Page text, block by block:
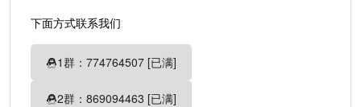
下面方式联系我们:
1群：774764507 [已满]
2群：869094463 [已满]